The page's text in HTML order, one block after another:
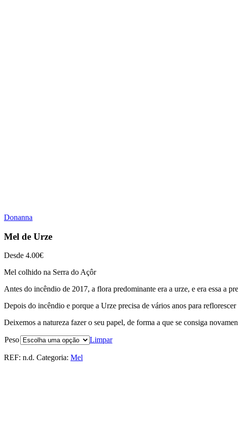
Donanna
Mel de Urze
Desde 4.00€
Mel colhido na Serra do Açôr
Antes do incêndio de 2017, a flora predominante era a urze, e era essa a
Depois do incêndio e porque a Urze precisa de vários anos para
Deixemos a natureza fazer o seu papel, de forma a que se consiga
Peso Limpar
REF: n.d. Categoria: Mel